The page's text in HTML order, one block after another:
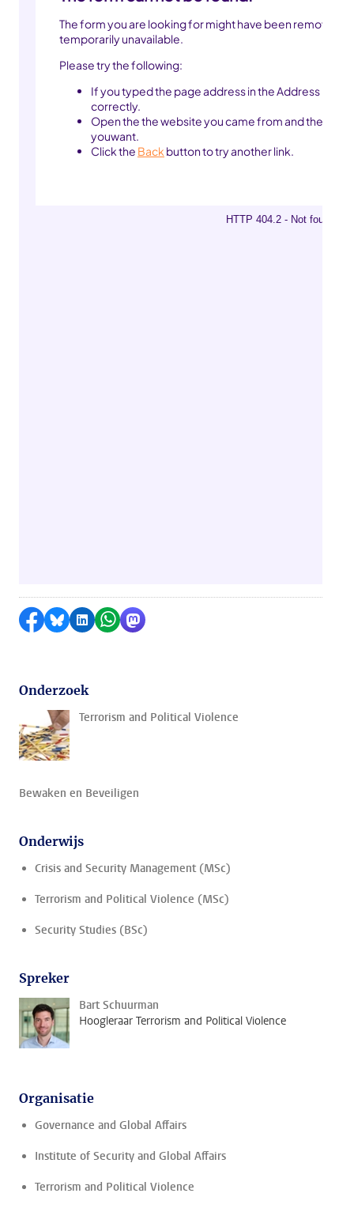
Delen op Facebook
Delen via Bluesky
Delen op LinkedIn
Delen via WhatsApp
Delen via Mastodon
Onderzoek
Terrorism and Political Violence
Bewaken en Beveiligen
Onderwijs
Crisis and Security Management (MSc)
Terrorism and Political Violence (MSc)
Security Studies (BSc)
Spreker
Bart Schuurman
Hoogleraar Terrorism and Political Violence
Organisatie
Governance and Global Affairs
Institute of Security and Global Affairs
Terrorism and Political Violence